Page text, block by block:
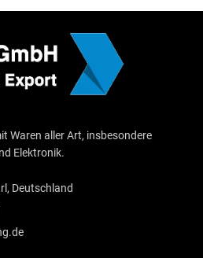
Waren aller Art, insbesondere
Elektronik.
Deutschland